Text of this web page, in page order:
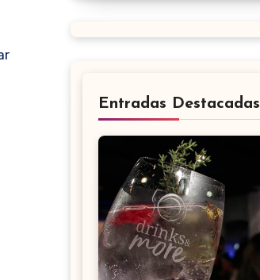
Entradas Destacadas